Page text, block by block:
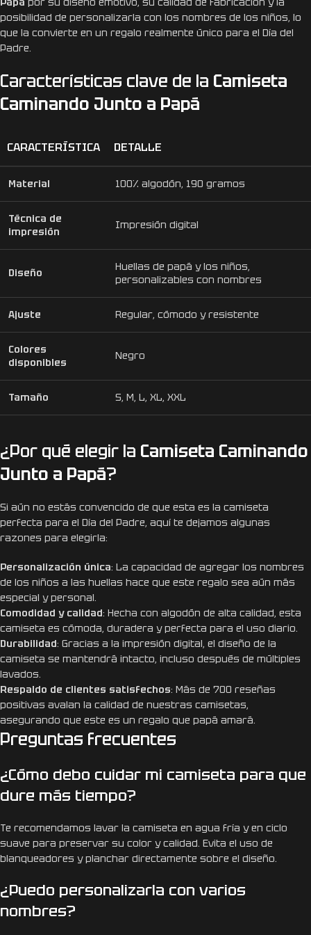
posibilidad de personalizarla con los nombres de los niños, lo
que la convierte en un regalo realmente único para el Día del
Padre.
Características clave de la Camiseta
Caminando Junto a Papá
CARACTERÍSTICA DETALLE
Material 100% algodón, 190 gramos
Técnica de
impresión
Impresión digital
Diseño
Huellas de papá y los niños,
personalizables con nombres
Ajuste Regular, cómodo y resistente
Colores
disponibles
Negro
Tamaño S, M, L, XL, XXL
¿Por qué elegir la Camiseta Caminando
Junto a Papá?
Si aún no estás convencido de que esta es la camiseta
perfecta para el Día del Padre, aquí te dejamos algunas
razones para elegirla:
Personalización única: La capacidad de agregar los nombres
de los niños a las huellas hace que este regalo sea aún más
especial y personal.
Comodidad y calidad: Hecha con algodón de alta calidad, esta
camiseta es cómoda, duradera y perfecta para el uso diario.
Durabilidad: Gracias a la impresión digital, el diseño de la
camiseta se mantendrá intacto, incluso después de múltiples
lavados.
Respaldo de clientes satisfechos: Más de 700 reseñas
positivas avalan la calidad de nuestras camisetas,
asegurando que este es un regalo que papá amará.
Preguntas frecuentes
¿Cómo debo cuidar mi camiseta para que
dure más tiempo?
Te recomendamos lavar la camiseta en agua fría y en ciclo
suave para preservar su color y calidad. Evita el uso de
blanqueadores y planchar directamente sobre el diseño.
¿Puedo personalizarla con varios
nombres?